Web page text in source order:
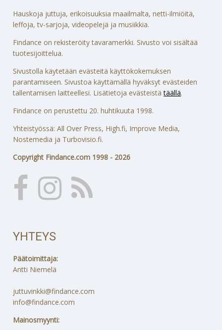
Hauskoja juttuja, erikoisuuksia maailmalta, netti-ilmiöitä,
leffoja, tv-sarjoja, videopelejä ja musiikkia.
Findance on rekisteröity tavaramerkki. Sivusto voi sisältää
tuotesijoittelua.
Sivustolla käytetään evästeitä käyttökokemuksen
parantamiseen. Sivustoa käyttämällä hyväksyt evästeiden
tallentamisen laitteellesi. Lisätietoja evästeistätäällä.
Findance on perustettu 20. huhtikuuta 1998.
Yhteistyössä: All Over Press, High.fi, Improve Media,
Nostemedia ja Turbovisio.fi.
Copyright Findance.com 1998 - 2026
YHTEYS
Päätoimittaja:
Antti Niemelä
juttuvinkki@findance.com
info@findance.com
Mainosmyynti: